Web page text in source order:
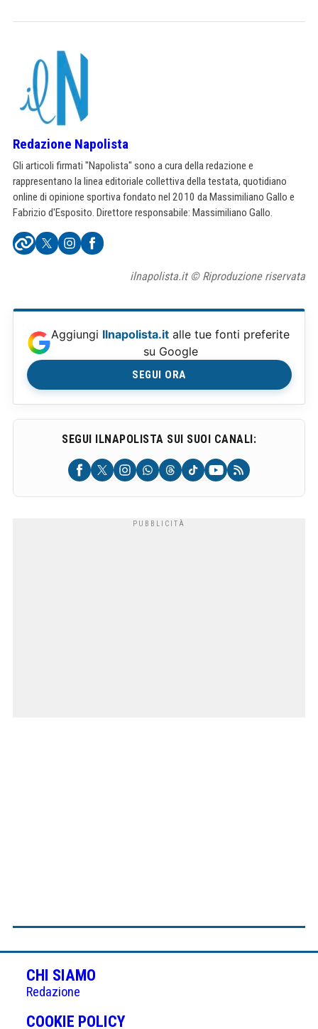
Redazione Napolista
Gli articoli firmati "Napolista" sono a cura della redazione e
rappresentano la linea editoriale collettiva della testata, quotidiano
online di opinione sportiva fondato nel 2010 da Massimiliano Gallo e
Fabrizio d'Esposito. Direttore responsabile: Massimiliano Gallo.
ilnapolista.it © Riproduzione riservata
Aggiungi Ilnapolista.it alle tue fonti preferite
su Google
SEGUI ORA
SEGUI ILNAPOLISTA SUI SUOI CANALI:
CHI SIAMO
Redazione
COOKIE POLICY(APRE